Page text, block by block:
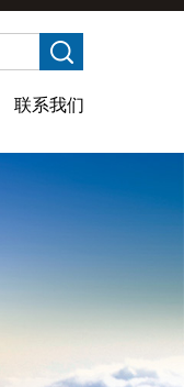
联系我们